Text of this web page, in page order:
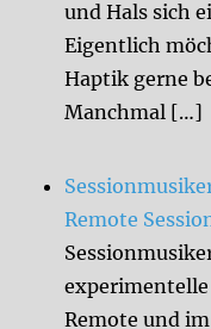
und Hals sich
Eigentlich
Haptik gerne
Manchmal […]
Remote
Remote und